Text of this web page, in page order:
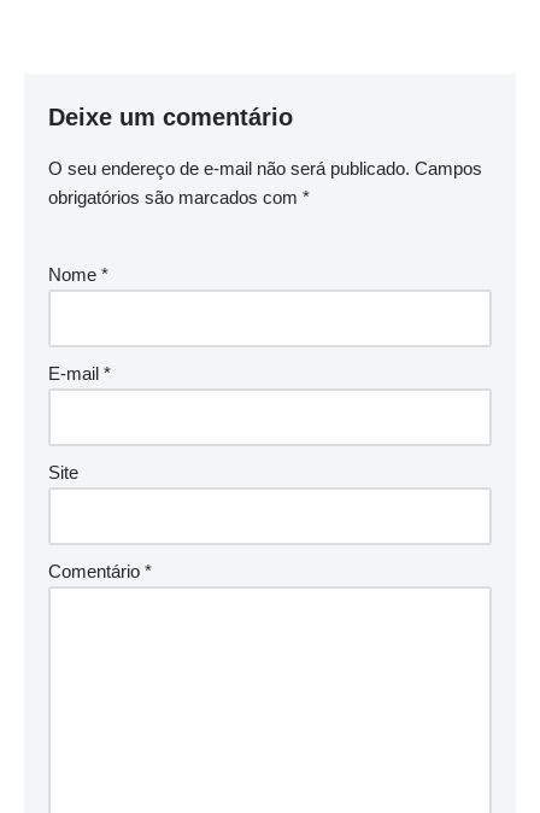
Deixe um comentário
O seu endereço de e-mail não será publicado. Campos
obrigatórios são marcados com *
Nome *
E-mail *
Site
Comentário *